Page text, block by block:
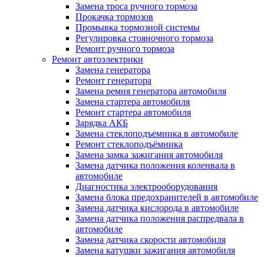
Замена троса ручного тормоза
Прокачка тормозов
Промывка тормозной системы
Регулировка стояночного тормоза
Ремонт ручного тормоза
Ремонт автоэлектрики
Замена генератора
Ремонт генератора
Замена ремня генератора автомобиля
Замена стартера автомобиля
Ремонт стартера автомобиля
Зарядка АКБ
Замена стеклоподъемника в автомобиле
Ремонт стеклоподъёмника
Замена замка зажигания автомобиля
Замена датчика положения коленвала в
автомобиле
Диагностика электрооборудования
Замена блока предохранителей в автомобиле
Замена датчика кислорода в автомобиле
Замена датчика положения распредвала в
автомобиле
Замена датчика скорости автомобиля
Замена катушки зажигания автомобиля